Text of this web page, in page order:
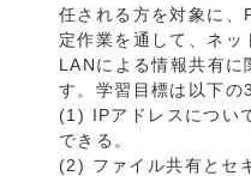
任される方を対象に、
定作業を通して、ネッ
LANによる情報共有に
す。学習目標は以下の
(1) IPアドレスについ
できる。
(2) ファイル共有とセ